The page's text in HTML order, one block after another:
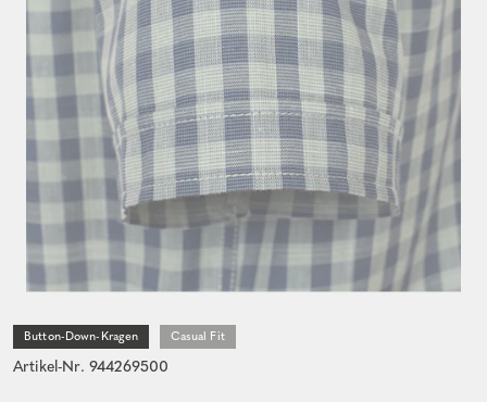
Button-Down-Kragen Casual Fit
Artikel-Nr. 944269500